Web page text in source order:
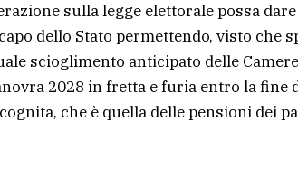
sulla legge elettorale possa
dello Stato permettendo, visto che
scioglimento anticipato delle
2028 in fretta e furia entro la fine
che è quella delle pensioni dei